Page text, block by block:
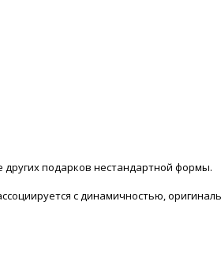
других подарков нестандартной формы.
с динамичностью,